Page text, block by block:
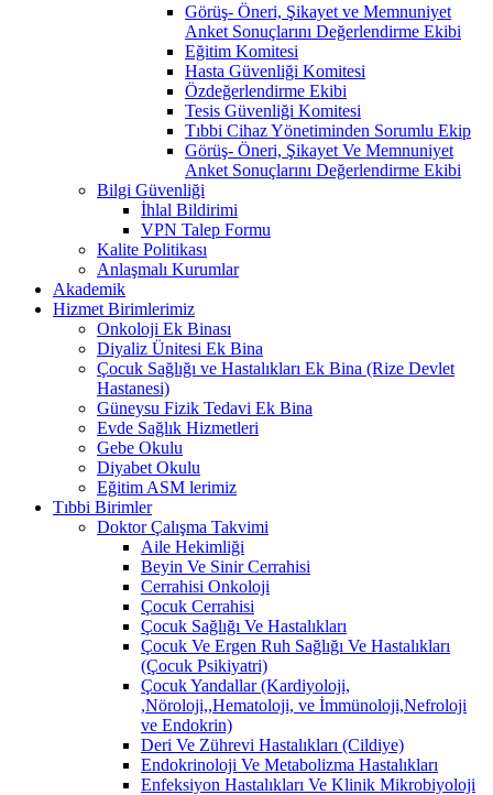
Görüş- Öneri, Şikayet ve Memnuniyet
Anket Sonuçlarını Değerlendirme Ekibi
Eğitim Komitesi
Hasta Güvenliği Komitesi
Özdeğerlendirme Ekibi
Tesis Güvenliği Komitesi
Tıbbi Cihaz Yönetiminden Sorumlu Ekip
Görüş- Öneri, Şikayet Ve Memnuniyet
Anket Sonuçlarını Değerlendirme Ekibi
Bilgi Güvenliği
İhlal Bildirimi
VPN Talep Formu
Kalite Politikası
Anlaşmalı Kurumlar
Akademik
Hizmet Birimlerimiz
Onkoloji Ek Binası
Diyaliz Ünitesi Ek Bina
Çocuk Sağlığı ve Hastalıkları Ek Bina (Rize Devlet
Hastanesi)
Güneysu Fizik Tedavi Ek Bina
Evde Sağlık Hizmetleri
Gebe Okulu
Diyabet Okulu
Eğitim ASM lerimiz
Tıbbi Birimler
Doktor Çalışma Takvimi
Aile Hekimliği
Beyin Ve Sinir Cerrahisi
Cerrahisi Onkoloji
Çocuk Cerrahisi
Çocuk Sağlığı Ve Hastalıkları
Çocuk Ve Ergen Ruh Sağlığı Ve Hastalıkları
(Çocuk Psikiyatri)
Çocuk Yandallar (Kardiyoloji,
,Nöroloji,,Hematoloji, ve İmmünoloji,Nefroloji
ve Endokrin)
Deri Ve Zührevi Hastalıkları (Cildiye)
Endokrinoloji Ve Metabolizma Hastalıkları
Enfeksiyon Hastalıkları Ve Klinik Mikrobiyoloji